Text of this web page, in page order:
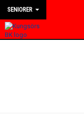
SENIORER